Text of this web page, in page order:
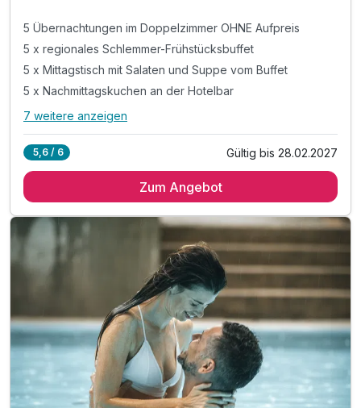
5 Übernachtungen im Doppelzimmer OHNE Aufpreis
5 x regionales Schlemmer-Frühstücksbuffet
5 x Mittagstisch mit Salaten und Suppe vom Buffet
5 x Nachmittagskuchen an der Hotelbar
Alle Inklusivleistungen
5 x regionales Schlemmer-Frühstücksbuffet
5 x Nachmittagskuchen an der Hotelbar
5 x 5-Gang-Wahlmenü am Abend
€ 20,00 Kosmetik- & Massagegutschein
Ätherische Ölmischung zum mit nach Hause nehmen
inkl. GenussCard mit über 200 Ausflugszielen
Legenstein´s "Echt viel dabei"-Leistungen
Nutzung des über 1.000m² Wellnessbereichs
inkl. Parkplatz & WLAN-Nutzung
7 weitere anzeigen
5,6 / 6 Gültig bis 28.02.2027
Zum Angebot